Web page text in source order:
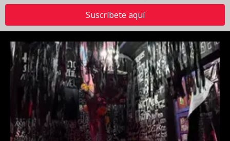
Suscríbete aquí